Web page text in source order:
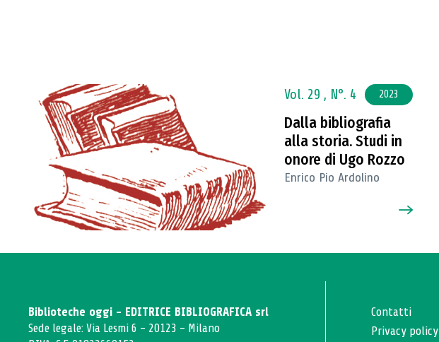
Vol. 29 , N°. 4 2023
Dalla bibliografia
alla storia. Studi in
onore di Ugo Rozzo
Enrico Pio Ardolino
Biblioteche oggi - EDITRICE BIBLIOGRAFICA srl
Sede legale: Via Lesmi 6 - 20123 - Milano
Contatti
Privacy policy